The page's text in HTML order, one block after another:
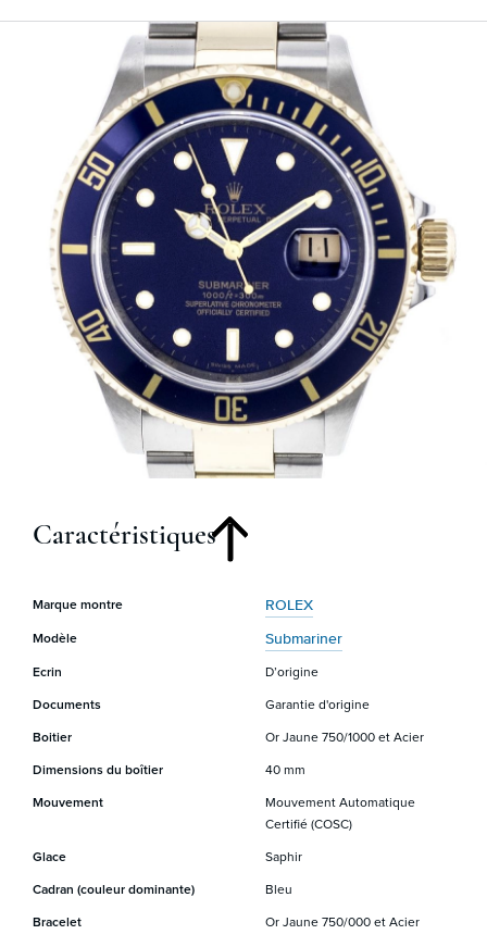
Caractéristiques
Marque montre ROLEX
Modèle Submariner
Ecrin D’origine
Documents Garantie d'origine
Boitier Or Jaune 750/1000 et Acier
Dimensions du boîtier 40 mm
Mouvement
Mouvement Automatique
Certifié (COSC)
Glace Saphir
Cadran (couleur dominante) Bleu
Bracelet Or Jaune 750/000 et Acier